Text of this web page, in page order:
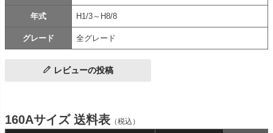
年式 H1/3～H8/8
グレード 全グレード
レビューの投稿
160Aサイズ 送料表 （税込）